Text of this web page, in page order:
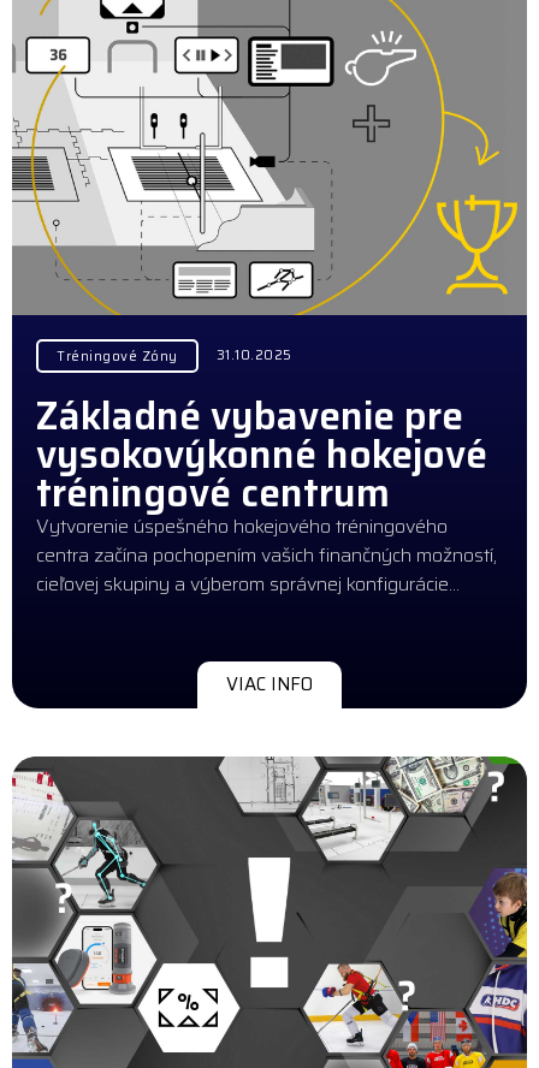
Tréningové Zóny 31.10.2025
Základné vybavenie pre
vysokovýkonné hokejové
tréningové centrum
Vytvorenie úspešného hokejového tréningového
centra začína pochopením vašich finančných možností,
cieľovej skupiny a výberom správnej konfigurácie…
VIAC INFO